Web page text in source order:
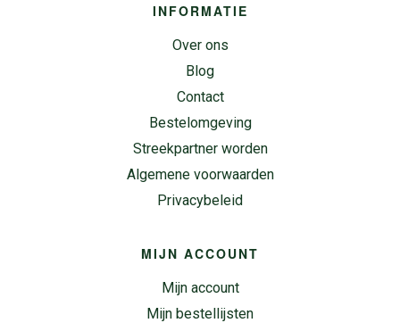
INFORMATIE
Over ons
Blog
Contact
Bestelomgeving
Streekpartner worden
Algemene voorwaarden
Privacybeleid
MIJN ACCOUNT
Mijn account
Mijn bestellijsten